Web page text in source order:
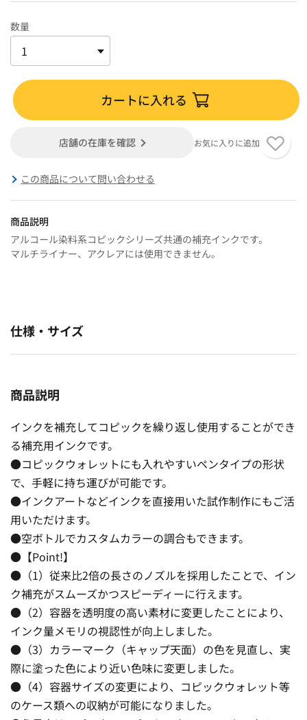
数量
カートに入れる
店舗の在庫を確認 お気に入りに追加
この商品について問い合わせる
商品説明
アルコール染料系コピックシリーズ共通の補充インクです。
マルチライナー、アクレアには使用できません。
仕様・サイズ
商品説明
インクを補充してコピックを繰り返し使用することができ
る補充用インクです。
●コピックウォレットにも入れやすいペンタイプの形状
で、手軽に持ち運びが可能です。
●インクアートなどインクを直接用いた試作制作にもご活
用いただけます。
●空ボトルでカスタムカラーの調合もできます。
●【Point!】
●（1）従来比2倍の長さのノズルを採用したことで、イン
ク補充がスムーズかつスピーディーに行えます。
●（2）容器を透明度の高い素材に変更したことにより、
インク量メモリの視認性が向上しました。
●（3）カラーマーク（キャップ天面）の色を見直し、実
際に塗った色により近い色味に変更しました。
●（4）容器サイズの変更により、コピックウォレット等
のケース類への収納が可能になりました。